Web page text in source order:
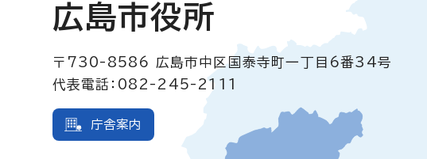
広島市役所
〒730-8586
広島市中区国泰寺町一丁目6番34号
代表電話：082-245-2111
庁舎案内